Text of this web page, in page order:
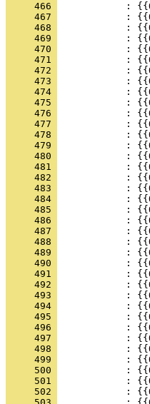
     466
     467
     468
     469
     470
     471
     472
     473
     474
     475
     476
     477
     478
     479
     480
     481
     482
     483
     484
     485
     486
     487
     488
     489
     490
     491
     492
     493
     494
     495
     496
     497
     498
     499
     500
     501
     502